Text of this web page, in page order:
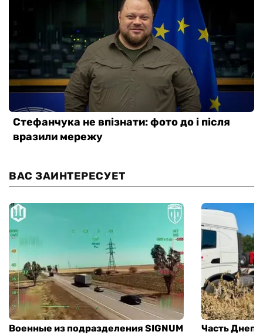
ВАС ЗАИНТЕРЕСУЕТ
Военные из подразделения SIGNUM
Часть